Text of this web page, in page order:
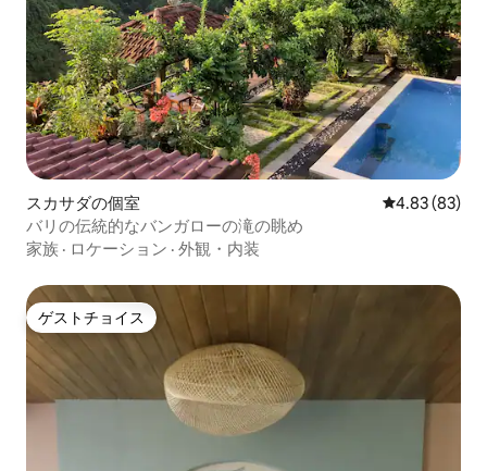
スカサダの個室 レビュー83
4.83 (83)
バリの伝統的なバンガローの滝の眺め
家族 · ロケーション · 外観・内装
ゲストチョイス
ゲストチョイス